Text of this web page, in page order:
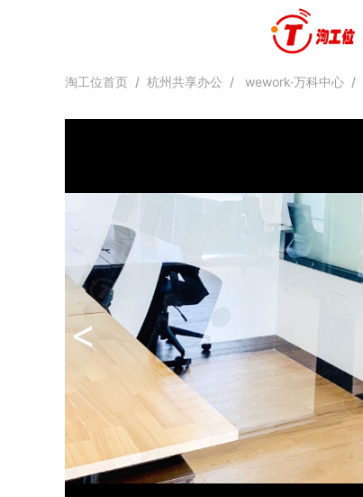
淘工位首页 / 杭州共享办公 / wework·万科中心 /
<